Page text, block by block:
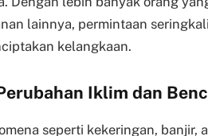
lainnya, permintaan
kelangkaan.
Iklim dan
seperti kekeringan, banjir,